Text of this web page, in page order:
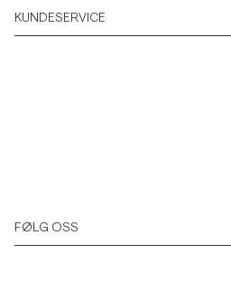
KUNDESERVICE
FØLG OSS